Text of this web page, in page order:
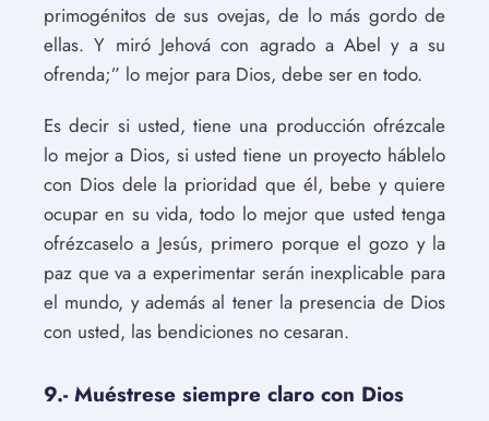
primogénitos de sus ovejas, de lo más gordo de
ellas. Y miró Jehová con agrado a Abel y a su
ofrenda;” lo mejor para Dios, debe ser en todo.
Es decir si usted, tiene una producción ofrézcale
lo mejor a Dios, si usted tiene un proyecto háblelo
con Dios dele la prioridad que él, bebe y quiere
ocupar en su vida, todo lo mejor que usted tenga
ofrézcaselo a Jesús, primero porque el gozo y la
paz que va a experimentar serán inexplicable para
el mundo, y además al tener la presencia de Dios
con usted, las bendiciones no cesaran.
9.- Muéstrese siempre claro con Dios